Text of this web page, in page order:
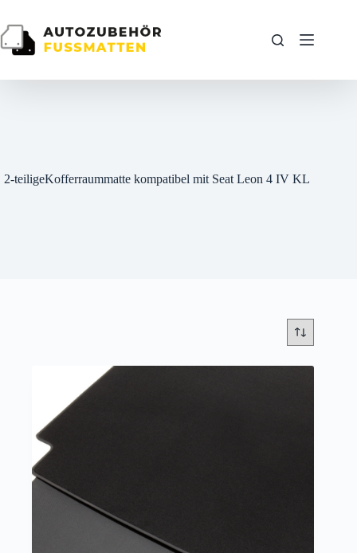
springen
2-teiligeKofferraummatte kompatibel mit Seat Leon 4 IV KL